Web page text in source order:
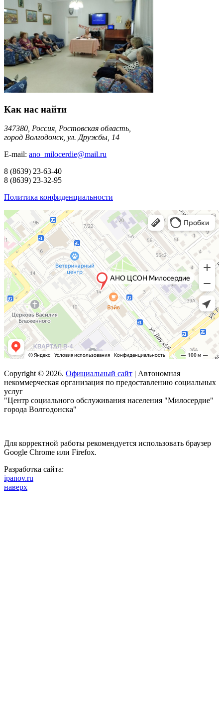
Как нас найти
347380, Россия, Ростовская область,
город Волгодонск, ул. Дружбы, 14
E-mail: ano_milocerdie@mail.ru
8 (8639) 23-63-40
8 (8639) 23-32-95
Политика конфиденциальности
Copyright © 2026. Официальный сайт | Автономная
некоммерческая организация по предоставлению социальных
услуг
"Центр социального обслуживания населения "Милосердие"
города Волгодонска"
Для корректной работы рекомендуется использовать браузер
Google Chrome или Firefox.
Разработка сайта:
ipanov.ru
наверх